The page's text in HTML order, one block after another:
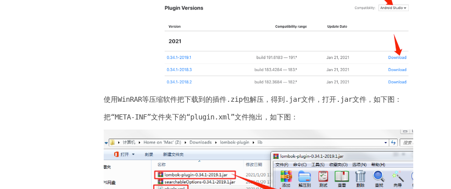
使用WinRAR等压缩软件把下载到的插件.zip包解压，得到.jar文件，打开.jar文件，如下图：
把“META-INF”文件夹下的“plugin.xml”文件拖出，如下图：